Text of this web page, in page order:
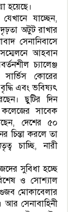
হয়েছে।
যাচ্ছেন,
অটুট রাখার
সেনানিবাসে
আহবান
চ্যালেঞ্জ
সার্ভিস কোরের
এবং ভবিষ্যৎ
ছুটির দিন
কলেজের সাবেক
দেশের ৫০
চিন্তা করলে তা
চাচ্ছি, নারী
সুবিধা হচ্ছে
ও সোশ্যাল
মোকাবেলার
আর সেনাবাহিনী